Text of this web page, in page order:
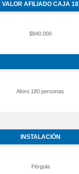
VALOR AFILIADO CAJA 18
$840.000
Aforo 180 personas
INSTALACIÓN
Pérgola